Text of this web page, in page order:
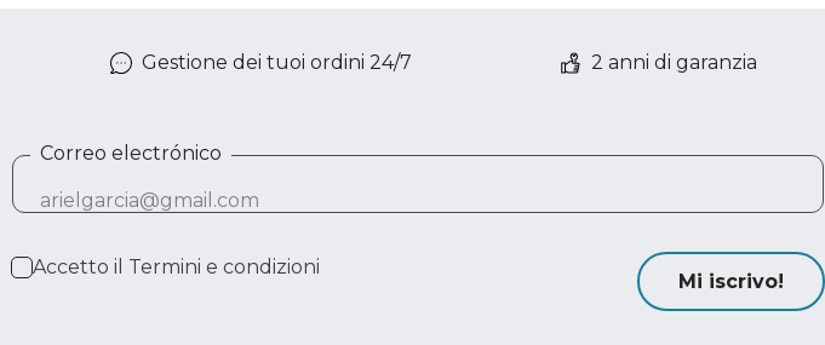
Gestione dei tuoi ordini 24/7 2 anni di garanzia
Correo electrónico
Accetto il Termini e condizioni
Mi iscrivo!